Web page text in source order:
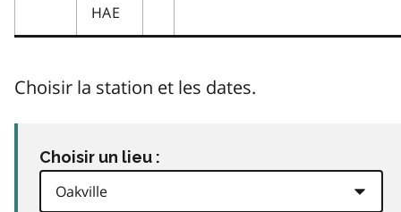
HAE
Choisir la station et les dates.
Choisir un lieu :